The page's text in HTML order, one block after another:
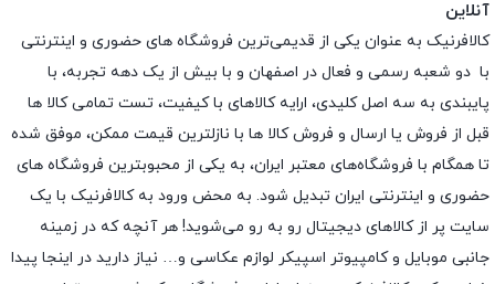
آنلاین
کالافرنیک به عنوان یکی از قدیمی‌ترین فروشگاه های حضوری و اینترنتی
با دو شعبه رسمی و فعال در اصفهان و با بیش از یک دهه تجربه، با
پایبندی به سه اصل کلیدی، ارایه کالاهای با کیفیت، تست تمامی کالا ها
قبل از فروش یا ارسال و فروش کالا ها با نازلترین قیمت ممکن، موفق شده
تا همگام با فروشگاه‌های معتبر ایران، به یکی از محبوبترین فروشگاه های
حضوری و اینترنتی ایران تبدیل شود. به محض ورود به کالافرنیک با یک
سایت پر از کالاهای دیجیتال رو به رو می‌شوید! هر آنچه که در زمینه
جانبی موبایل و کامپیوتر اسپیکر لوازم عکاسی و… نیاز دارید در اینجا پیدا